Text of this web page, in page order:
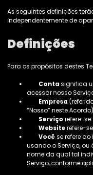
As seguintes definições
independentemente de
Definições
Para os propósitos destes
Contasignifica
acessar nosso
Empresa
“Nosso” neste
Serviço refere-se
Websiterefere-
Você se refere
usando o Serviço, ou
nome da qual tal
Serviço, conforme